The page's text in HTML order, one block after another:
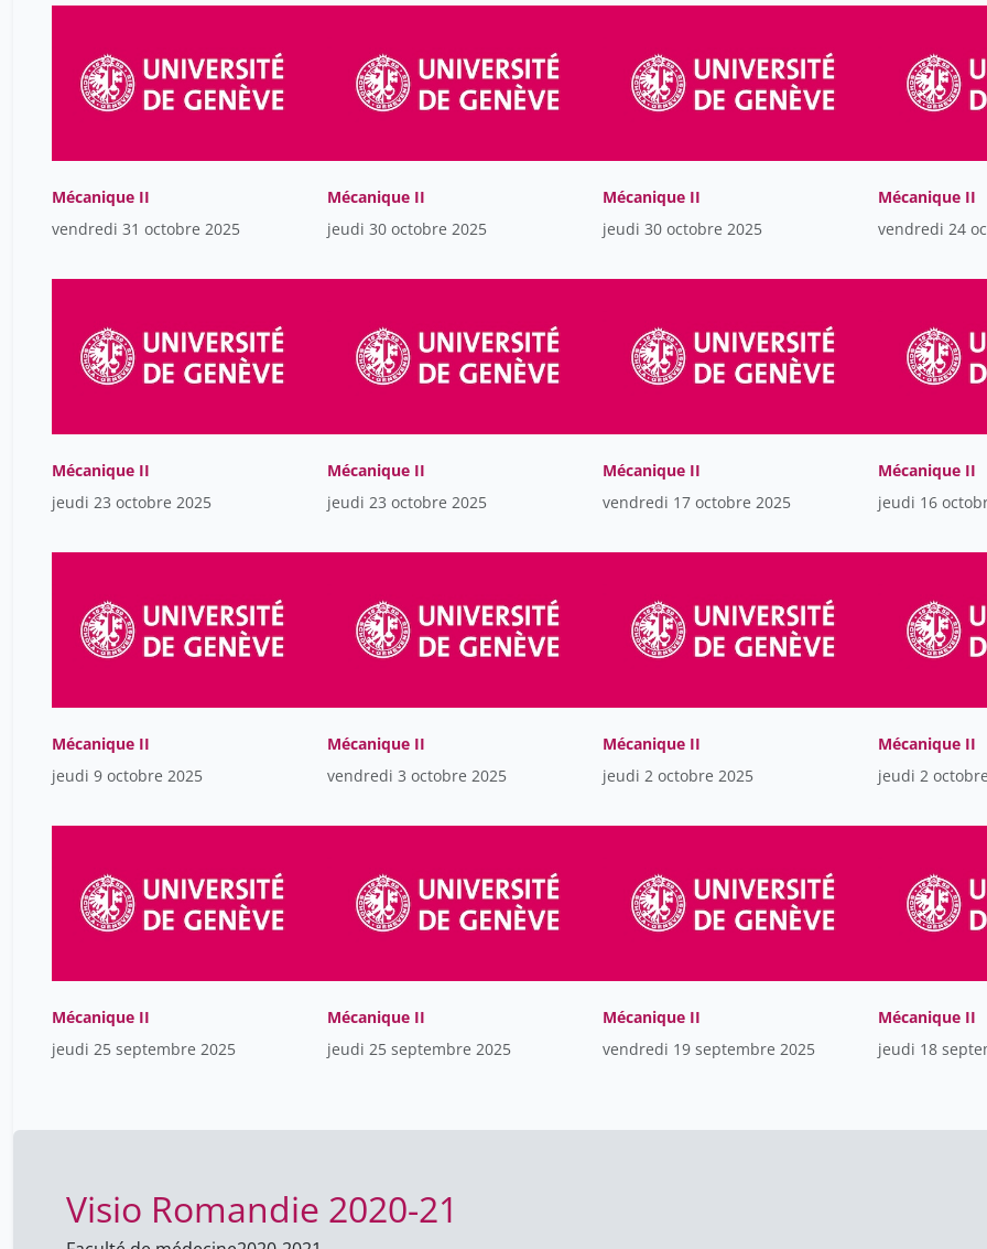
Mécanique II
vendredi 31 octobre 2025
Mécanique II
jeudi 30 octobre 2025
Mécanique II
jeudi 30 octobre 2025
Mécanique II
vendredi 24
Mécanique II
jeudi 23 octobre 2025
Mécanique II
jeudi 23 octobre 2025
Mécanique II
vendredi 17 octobre 2025
Mécanique II
jeudi 16
Mécanique II
jeudi 9 octobre 2025
Mécanique II
vendredi 3 octobre 2025
Mécanique II
jeudi 2 octobre 2025
Mécanique II
jeudi 2
Mécanique II
jeudi 25 septembre 2025
Mécanique II
jeudi 25 septembre 2025
Mécanique II
vendredi 19 septembre 2025
Mécanique II
jeudi 18
Visio Romandie 2020-21